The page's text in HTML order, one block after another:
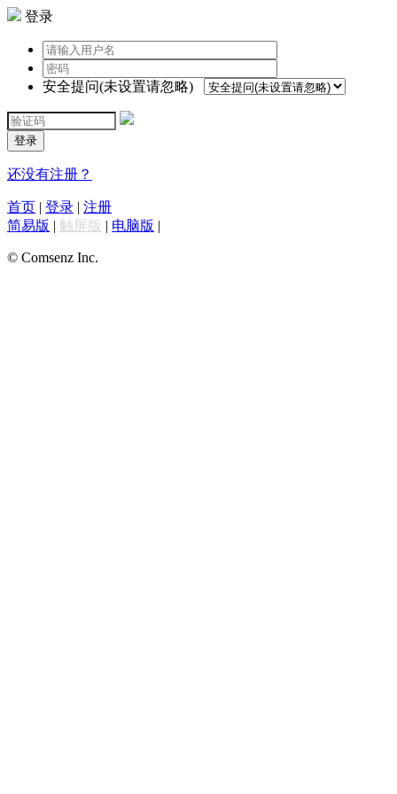
登录
安全提问(未设置请忽略)
登录
还没有注册？
首页 | 登录 | 注册
简易版 | 触屏版 | 电脑版 |
© Comsenz Inc.